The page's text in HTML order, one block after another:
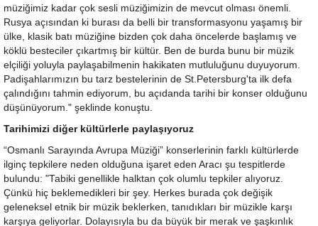
müziğimiz kadar çok sesli müziğimizin de mevcut olması önemli.
Rusya açısından ki burası da belli bir transformasyonu yaşamış bir
ülke, klasik batı müziğine bizden çok daha öncelerde başlamış ve
köklü besteciler çıkartmış bir kültür. Ben de burda bunu bir müzik
elçiliği yoluyla paylaşabilmenin hakikaten mutluluğunu duyuyorum.
Padişahlarımızın bu tarz bestelerinin de St.Petersburg'ta ilk defa
çalındığını tahmin ediyorum, bu açıdanda tarihi bir konser olduğunu
düşünüyorum." şeklinde konuştu.
Tarihimizi diğer kültürlerle paylaşıyoruz
“Osmanlı Sarayında Avrupa Müziği” konserlerinin farklı kültürlerde
ilginç tepkilere neden olduğuna işaret eden Aracı şu tespitlerde
bulundu: "Tabiki genellikle halktan çok olumlu tepkiler alıyoruz.
Çünkü hiç beklemedikleri bir şey. Herkes burada çok değişik
geleneksel etnik bir müzik beklerken, tanıdıkları bir müzikle karşı
karşıya geliyorlar. Dolayısıyla bu da büyük bir merak ve şaşkınlık